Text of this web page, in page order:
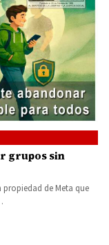
grupos sin
de Meta que